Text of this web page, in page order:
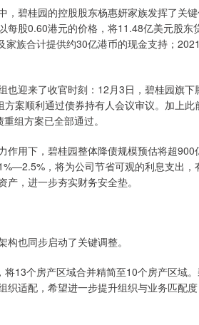
碧桂园的控股股东杨惠妍家族发挥了关
每股0.60港元的价格，将11.48亿美元股东
族合计提供约30亿港币的现金支持；
迎来了收官时刻：12月3日，碧桂园旗下
方案顺利通过债券持有人会议审议。加上
组方案已全部通过。
用下，碧桂园整体降债规模预估将超900
，将为公司节省可观的利息支出
，进一步夯实财务安全垫。
也同步启动了关键调整。
个房产区域合并精简至10个房产区域
适配，希望进一步提升组织与业务匹配